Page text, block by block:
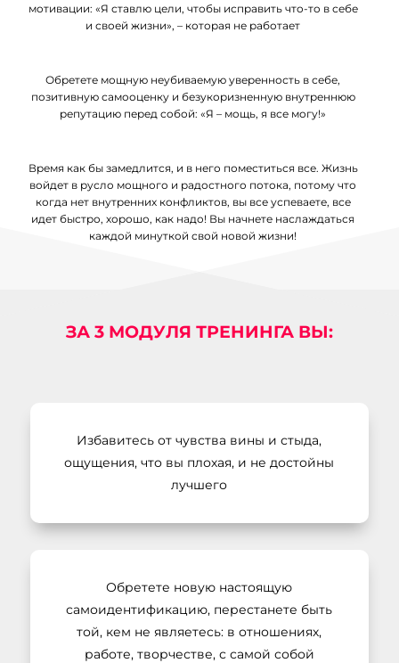
мотивации: «Я ставлю цели, чтобы исправить что-то в себе
и своей жизни», – которая не работает
Обретете мощную неубиваемую уверенность в себе,
позитивную самооценку и безукоризненную внутреннюю
репутацию перед собой: «Я – мощь, я все могу!»
Время как бы замедлится, и в него поместиться все. Жизнь
войдет в русло мощного и радостного потока, потому что
когда нет внутренних конфликтов, вы все успеваете, все
идет быстро, хорошо, как надо! Вы начнете наслаждаться
каждой минуткой свой новой жизни!
ЗА 3 МОДУЛЯ ТРЕНИНГА ВЫ:
Избавитесь от чувства вины и стыда,
ощущения, что вы плохая, и не достойны
лучшего
Обретете новую настоящую
самоидентификацию, перестанете быть
той, кем не являетесь: в отношениях,
работе, творчестве, с самой собой